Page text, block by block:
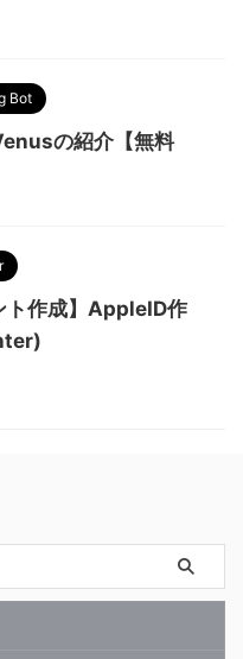
Bot
の紹介【無料
ト作成】AppleID作